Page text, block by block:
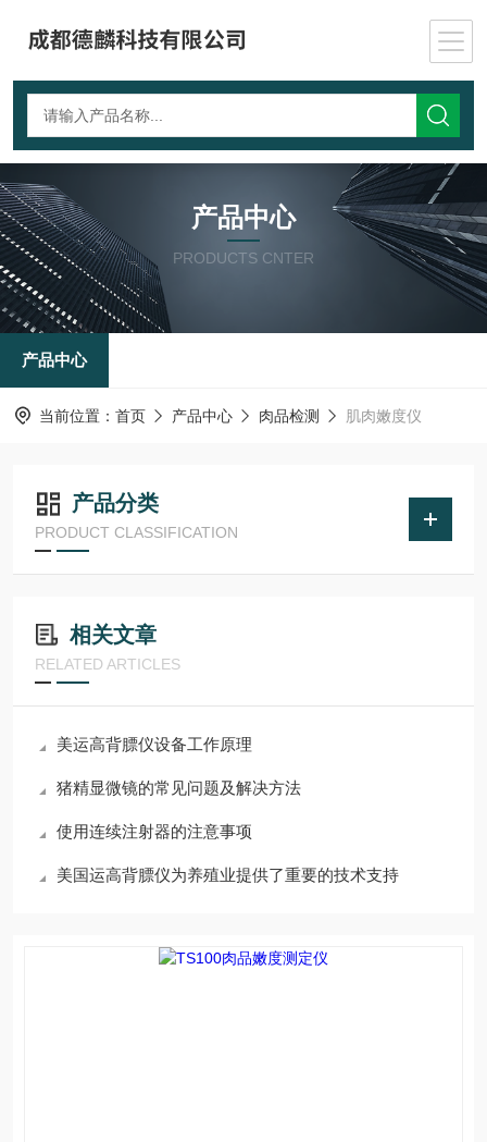
产品中心
PRODUCTS CNTER
产品中心
当前位置： 首页 产品中心 肉品检测 肌肉嫩度仪
产品分类
PRODUCT CLASSIFICATION
相关文章
RELATED ARTICLES
美运高背膘仪设备工作原理
猪精显微镜的常见问题及解决方法
使用连续注射器的注意事项
美国运高背膘仪为养殖业提供了重要的技术支持